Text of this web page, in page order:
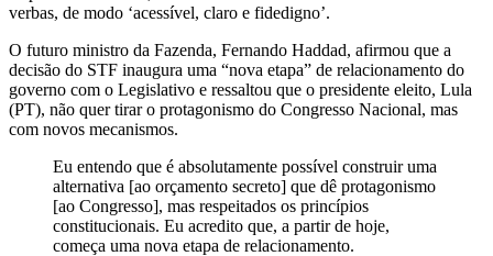
verbas, de modo ‘acessível, claro e fidedigno’.
O futuro ministro da Fazenda, Fernando Haddad, afirmou que a
decisão do STF inaugura uma “nova etapa” de relacionamento do
governo com o Legislativo e ressaltou que o presidente eleito, Lula
(PT), não quer tirar o protagonismo do Congresso Nacional, mas
com novos mecanismos.
Eu entendo que é absolutamente possível construir uma
alternativa [ao orçamento secreto] que dê protagonismo
[ao Congresso], mas respeitados os princípios
constitucionais. Eu acredito que, a partir de hoje,
começa uma nova etapa de relacionamento.